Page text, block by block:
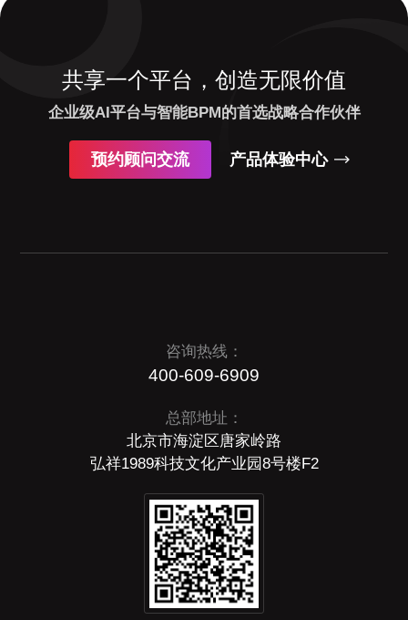
共享一个平台，创造无限价值
企业级AI平台与智能BPM的首选战略合作伙伴
预约顾问交流 产品体验中心
咨询热线：
400-609-6909
总部地址：
北京市海淀区唐家岭路
弘祥1989科技文化产业园8号楼F2